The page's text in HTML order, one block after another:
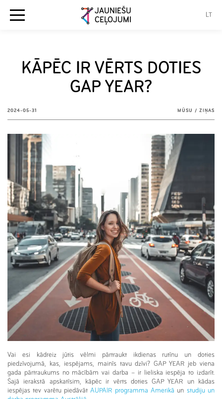
KĀPĒC IR VĒRTS DOTIES
GAP YEAR?
2024-05-31 MŪSU / ZIŅAS
Vai esi kādreiz jūtis vēlmi pārtraukt ikdienas rutīnu un doties
piedzīvojumā, kas, iespējams, mainīs tavu dzīvi? GAP YEAR jeb viena
gada pārtraukums no mācībām vai darba – ir lieliska iespēja to izdarīt.
Šajā ierakstā apskatīsim, kāpēc ir vērts doties GAP YEAR un kādas
iespējas tev varētu piedāvātAUPAIR programma Amerikā un studiju un
JAUNIEŠU
CEĻOJUMI
LT